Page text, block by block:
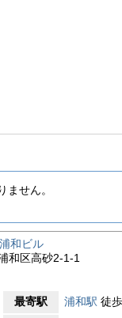
ません。
和ビル
和区高砂2-1-1
最寄駅 浦和駅 徒